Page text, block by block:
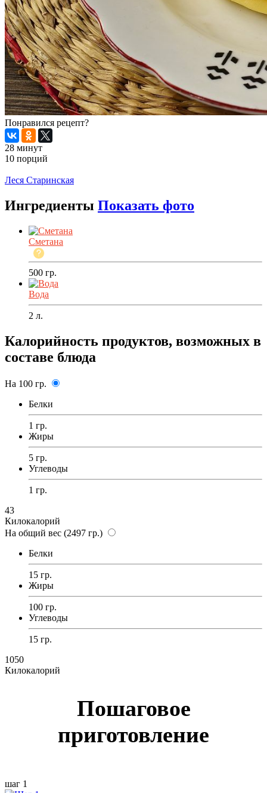
Понравился рецепт?
28 минут
10 порций
Леся Старинская
Ингредиенты Показать фото
Сметана
500 гр.
Вода
2 л.
Калорийность продуктов, возможных в
составе блюда
На 100 гр.
Белки
1 гр.
Жиры
5 гр.
Углеводы
1 гр.
43
Килокалорий
На общий вес (2497 гр.)
Белки
15 гр.
Жиры
100 гр.
Углеводы
15 гр.
1050
Килокалорий
Пошаговое
приготовление
шаг 1